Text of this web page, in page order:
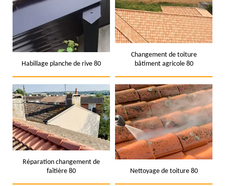
Habillage planche de rive 80
Changement de toiture
bâtiment agricole 80
Réparation changement de
faîtière 80
Nettoyage de toiture 80